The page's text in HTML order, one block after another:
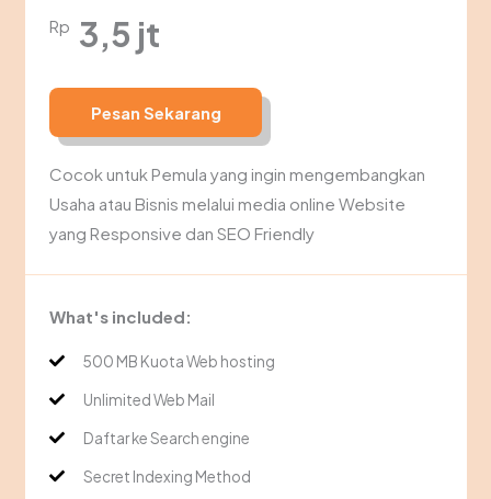
Rp 3,5 jt
Pesan Sekarang
Cocok untuk Pemula yang ingin mengembangkan
Usaha atau Bisnis melalui media online Website
yang Responsive dan SEO Friendly
What's included:
500 MB Kuota Web hosting
Unlimited Web Mail
Daftar ke Search engine
Secret Indexing Method